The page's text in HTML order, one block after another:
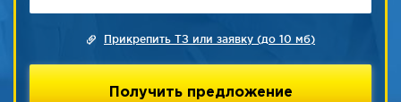
Прикрепить ТЗ или заявку (до 10 мб)